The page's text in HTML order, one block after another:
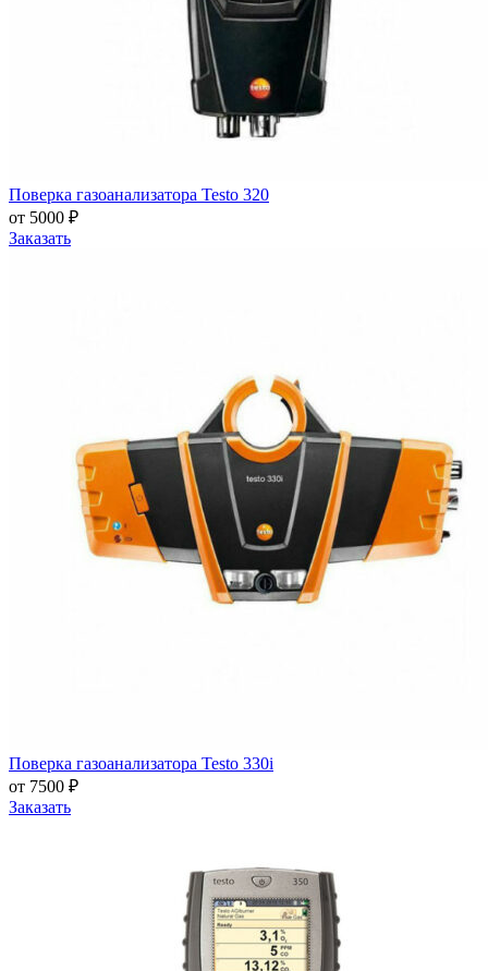
Поверка газоанализатора Testo 320
от 5000 ₽
Заказать
Поверка газоанализатора Testo 330i
от 7500 ₽
Заказать